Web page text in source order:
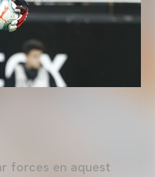
forces en aquest